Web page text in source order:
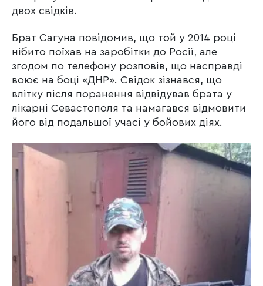
двох свідків.
Брат Сагуна повідомив, що той у 2014 році
нібито поїхав на заробітки до Росії, але
згодом по телефону розповів, що насправді
воює на боці «ДНР». Свідок зізнався, що
влітку після поранення відвідував брата у
лікарні Севастополя та намагався відмовити
його від подальшої учасі у бойових діях.